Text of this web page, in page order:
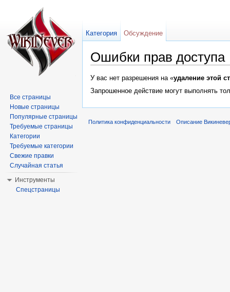
Ошибки прав доступа
У вас нет разрешения на «удаление этой
Запрошенное действие могут выполнять
Категория Обсуждение
Все страницы
Новые страницы
Популярные страницы
Требуемые страницы
Категории
Требуемые категории
Свежие правки
Случайная статья
Инструменты
Спецстраницы
Политика конфиденциальности Описание